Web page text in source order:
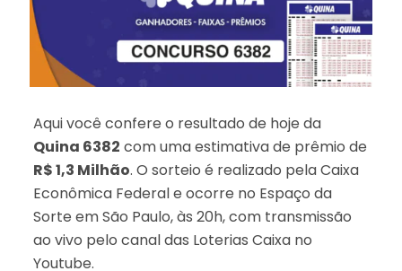
Aqui você confere o resultado de hoje da
Quina 6382 com uma estimativa de prêmio de
R$ 1,3 Milhão. O sorteio é realizado pela Caixa
Econômica Federal e ocorre no Espaço da
Sorte em São Paulo, às 20h, com transmissão
ao vivo pelo canal das Loterias Caixa no
Youtube.